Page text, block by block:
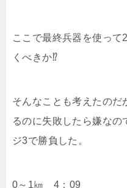
ここで最終兵器を使っ
くべきか⁉
そんなことも考えたのだ
るのに失敗したら嫌なの
ジ3で勝負した。
0～1㎞ 4：09